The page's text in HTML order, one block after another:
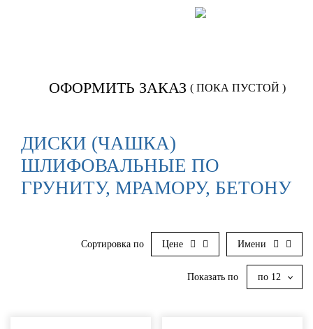
ОФОРМИТЬ ЗАКАЗ ( ПОКА ПУСТОЙ )
ДИСКИ (ЧАШКА)
ШЛИФОВАЛЬНЫЕ ПО
ГРУНИТУ, МРАМОРУ, БЕТОНУ
Сортировка по Цене Имени
Показать по